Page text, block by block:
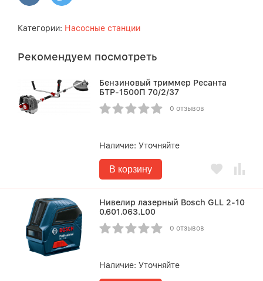
Категории: Насосные станции
Рекомендуем посмотреть
Бензиновый триммер Ресанта
БТР-1500П 70/2/37
0 отзывов
Наличие:Уточняйте
В корзину
Нивелир лазерный Bosch GLL 2-10
0.601.063.L00
0 отзывов
Наличие:Уточняйте